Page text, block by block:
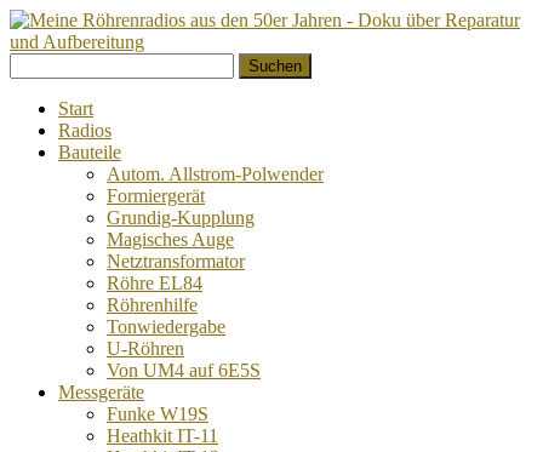
zum
Inhalt
nach:
Start
Radios
Bauteile
Autom. Allstrom-Polwender
Formiergerät
Grundig-Kupplung
Magisches Auge
Netztransformator
Röhre EL84
Röhrenhilfe
Tonwiedergabe
U-Röhren
Von UM4 auf 6E5S
Messgeräte
Funke W19S
Heathkit IT-11